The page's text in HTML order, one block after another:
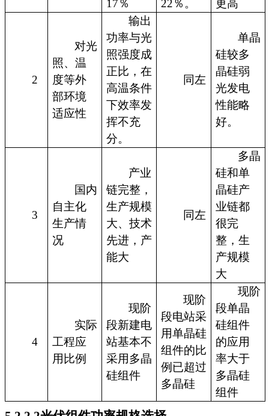
17％
22％。
更高
2
对光
照、温
度等外
部环境
适应性
输出
功率与光
照强度成
正比，在
高温条件
下效率发
挥不充
分。
同左
单晶
硅较多
晶硅弱
光发电
性能略
好。
3
国内
自主化
生产情
况
产业
链完整，
生产规模
大、技术
先进，产
能大
同左
多晶
硅和单
晶硅产
业链都
很完
整，生
产规模
大
4
实际
工程应
用比例
现阶
段新建电
站基本不
采用多晶
硅组件
现阶
段电站采
用单晶硅
组件的比
例已超过
多晶硅
现阶
段单晶
硅组件
的应用
率大于
多晶硅
组件